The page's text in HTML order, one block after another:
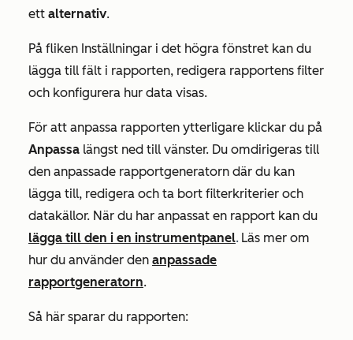
ett alternativ.
På fliken Inställningar i det högra fönstret kan du
lägga till fält i rapporten, redigera rapportens filter
och konfigurera hur data visas.
För att anpassa rapporten ytterligare klickar du på
Anpassa längst ned till vänster. Du omdirigeras till
den anpassade rapportgeneratorn där du kan
lägga till, redigera och ta bort filterkriterier och
datakällor. När du har anpassat en rapport kan du
lägga till den i en instrumentpanel. Läs mer om
hur du använder den anpassade
rapportgeneratorn.
Så här sparar du rapporten: